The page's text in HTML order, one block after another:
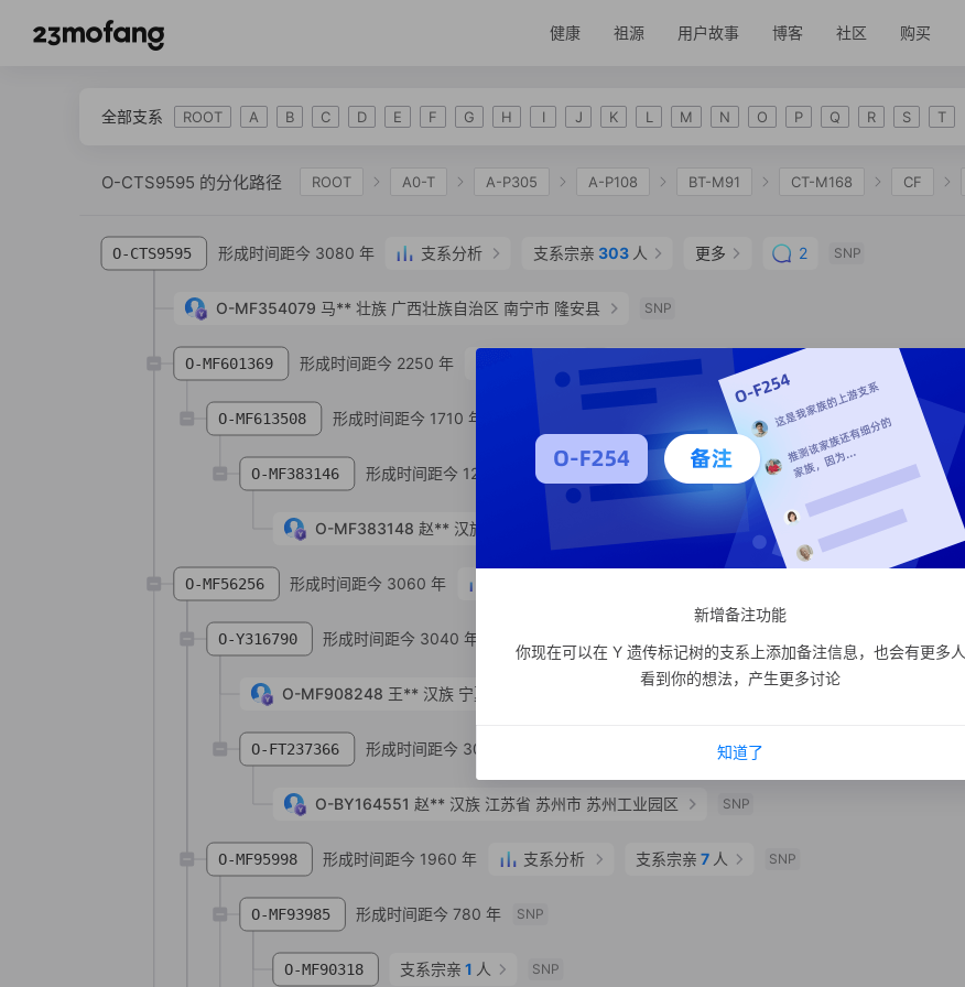
健康 祖源 用户故事 博客 社区 购买
全部支系 ROOT A B C D E F G H I J K L M N O P Q R S T
O-CTS9595 的分化路径 ROOT A0-T A-P305 A-P108 BT-M91 CT-M168 CF
O-IMS-JST002611 O-F18 O-FGC12511 O-F449 O-F238
O-CTS6279 O-F3256 O-F25545 O-F22531 O-CTS9595
O-CTS9595 形成时间距今 3080 年 支系分析 支系宗亲 303 人 更多 2 SNP
O-MF354079 马** 壮族 广西壮族自治区 南宁市 隆安县 SNP
O-MF601369 形成时间距今 2250 年 支系宗亲4人 SNP
O-MF56256 形成时间距今 3060 年
O-MF613508 形成时间距今 1710 年 支系分析 人 SNP
O-Y316790 形成时间距今 3040 年
O-MF95998 形成时间距今 1960 年 支系分析 支系宗亲 7 人 SNP
O-MF383146 形成时间距今 1260 年 SNP
O-MF908248 王** 汉族 宁夏回族自治区 银川市 全部
O-FT237366 形成时间距今 3020 年
O-MF93985 形成时间距今 780 年 SNP
O-MF383148 赵** 汉族
O-BY164551 赵** 汉族 江苏省 苏州市 苏州工业园区 SNP
O-MF90318 支系宗亲 1 人 SNP
新增备注功能
你现在可以在 Y 遗传标记树的支系上添加备注信息，也会有更多人
看到你的想法，产生更多讨论
知道了